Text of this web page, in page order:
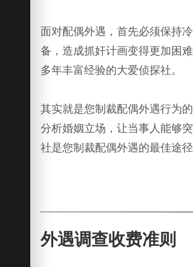
面对配偶外遇，首先必须保持
备，造成抓奸计画变得更加困
多年丰富经验的大爱侦探社。
其实就是您制裁配偶外遇行为
分析婚姻立场，让当事人能够
社是您制裁配偶外遇的最佳途
外遇调查收费准则